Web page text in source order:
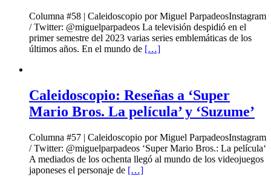
Columna #58 | Caleidoscopio por Miguel ParpadeosInstagram
/ Twitter: @miguelparpadeos La televisión despidió en el
primer semestre del 2023 varias series emblemáticas de los
últimos años. En el mundo de […]
Caleidoscopio: Reseñas a ‘Super
Mario Bros. La película’ y ‘Suzume’
Columna #57 | Caleidoscopio por Miguel ParpadeosInstagram
/ Twitter: @miguelparpadeos ‘Super Mario Bros.: La película‘
A mediados de los ochenta llegó al mundo de los videojuegos
japoneses el personaje de […]